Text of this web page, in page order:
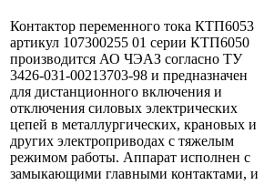
Контактор переменного тока КТП6053
артикул 107300255 01 серии КТП6050
производится АО ЧЭАЗ согласно ТУ
3426-031-00213703-98 и предназначен
для дистанционного включения и
отключения силовых электрических
цепей в металлургических, крановых и
других электроприводах с тяжелым
режимом работы. Аппарат исполнен c
замыкающими главными контактами, и